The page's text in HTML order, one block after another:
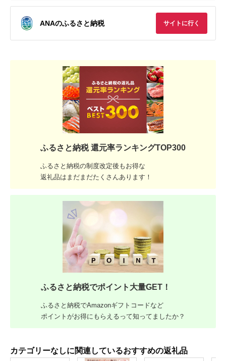
ANAのふるさと納税 サイトに行く
ふるさと納税 還元率ランキングTOP300
ふるさと納税の制度改定後もお得な
返礼品はまだまだたくさんあります！
ふるさと納税でポイント大量GET！
ふるさと納税でAmazonギフトコードなど
ポイントがお得にもらえるって知ってましたか？
カテゴリーなしに関連しているおすすめの返礼品